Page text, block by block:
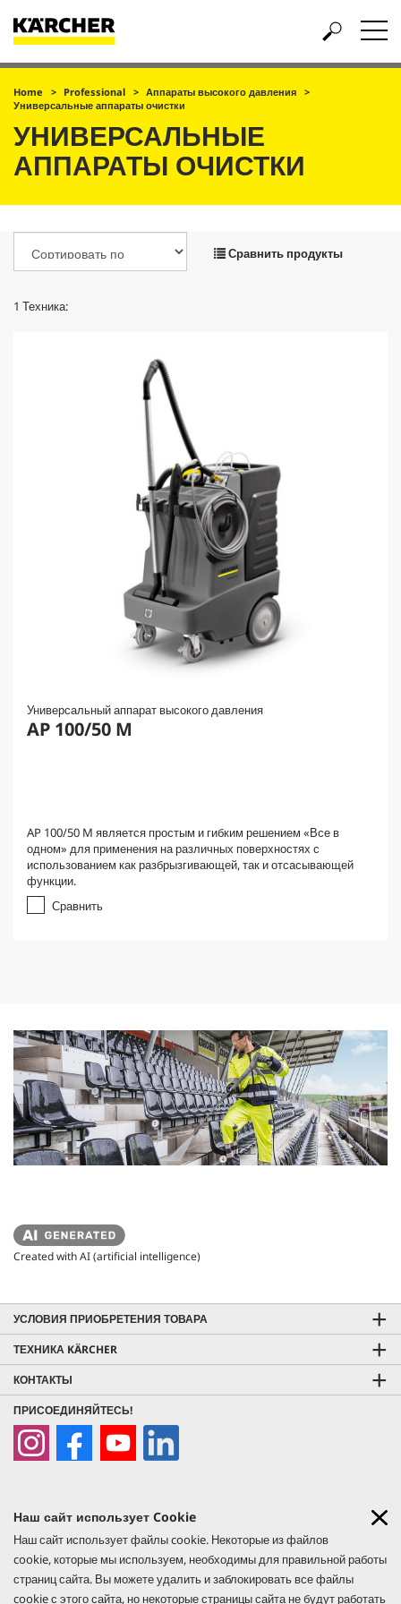
Наш сайт использует Cookie
Наш сайт использует файлы cookie. Некоторые из файлов
cookie, которые мы используем, необходимы для правильной работы
страниц сайта. Вы можете удалить и заблокировать все файлы
cookie с этого сайта, но некоторые страницы сайта не будут работать
Home Professional
Аппараты высокого давления
Универсальные аппараты очистки
УНИВЕРСАЛЬНЫЕ
АППАРАТЫ ОЧИСТКИ
Сравнить продукты
1 Техника:
Универсальный аппарат высокого давления
AP 100/50 M
AP 100/50 M является простым и гибким решением «Все в
одном» для применения на различных поверхностях с
использованием как разбрызгивающей, так и отсасывающей
функции.
Сравнить
Created with AI (artificial intelligence)
УСЛОВИЯ ПРИОБРЕТЕНИЯ ТОВАРА
ТЕХНИКА KÄRCHER
КОНТАКТЫ
ПРИСОЕДИНЯЙТЕСЬ!
© 2026 Керхер Казахстан. Фактическое наличие товара, а также
актуальные цены уточняйте по месту приобретения. Все права
защищены. Компания оставляет за собой право на изменение данных